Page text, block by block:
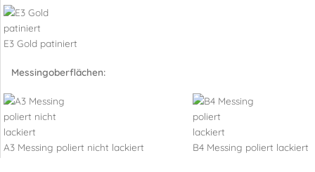
E3 Gold patiniert
Messingoberflächen:
A3 Messing poliert nicht lackiert B4 Messing poliert lackiert